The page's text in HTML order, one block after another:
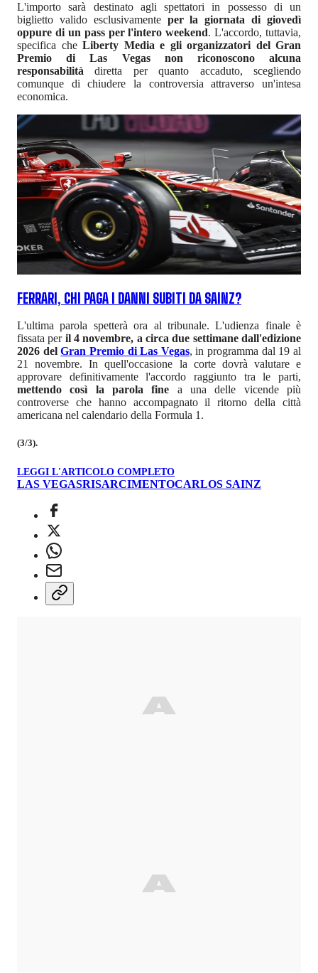
L'importo sarà destinato agli spettatori in possesso di un
biglietto valido esclusivamenteper la giornata di giovedì
oppure di un pass per l'intero weekend. L'accordo, tuttavia,
specifica che Liberty Media e gli organizzatori del Gran
Premio di Las Vegas non riconoscono alcuna
responsabilità diretta per quanto accaduto, scegliendo
comunque di chiudere la controversia attraverso un'intesa
economica.
FERRARI, CHI PAGA I DANNI SUBITI DA SAINZ?
L'ultima parola spetterà ora al tribunale. L'udienza finale è
fissata per il 4 novembre, a circa due settimane dall'edizione
2026 delGran Premio di Las Vegas, in programma dal 19 al
21 novembre. In quell'occasione la corte dovrà valutare e
approvare definitivamente l'accordo raggiunto tra le parti,
mettendo così la parola fine a una delle vicende più
controverse che hanno accompagnato il ritorno della città
americana nel calendario della Formula 1.
(3/3).
LEGGI L'ARTICOLO COMPLETO
LAS VEGASRISARCIMENTOCARLOS SAINZ